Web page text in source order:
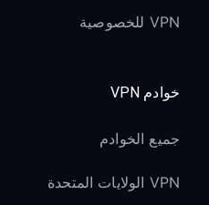
VPN للخصوصية
خوادم VPN
جميع الخوادم
VPN الولايات المتحدة